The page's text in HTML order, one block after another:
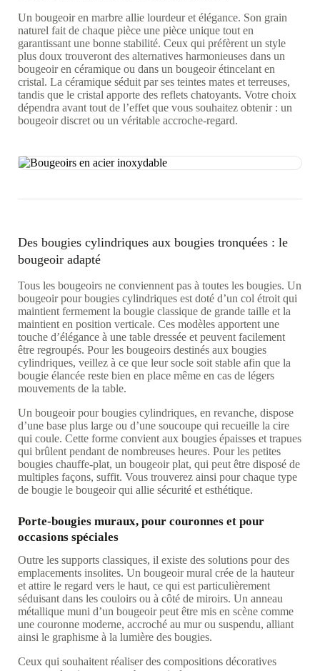
Un bougeoir en marbre allie lourdeur et élégance. Son grain
naturel fait de chaque pièce une pièce unique tout en
garantissant une bonne stabilité. Ceux qui préfèrent un style
plus doux trouveront des alternatives harmonieuses dans un
bougeoir en céramique ou dans un bougeoir étincelant en
cristal. La céramique séduit par ses teintes mates et terreuses,
tandis que le cristal apporte des reflets chatoyants. Votre choix
dépendra avant tout de l’effet que vous souhaitez obtenir : un
bougeoir discret ou un véritable accroche-regard.
Des bougies cylindriques aux bougies tronquées : le
bougeoir adapté
Tous les bougeoirs ne conviennent pas à toutes les bougies. Un
bougeoir pour bougies cylindriques est doté d’un col étroit qui
maintient fermement la bougie classique de grande taille et la
maintient en position verticale. Ces modèles apportent une
touche d’élégance à une table dressée et peuvent facilement
être regroupés. Pour les bougeoirs destinés aux bougies
cylindriques, veillez à ce que leur socle soit stable afin que la
bougie élancée reste bien en place même en cas de légers
mouvements de la table.
Un bougeoir pour bougies cylindriques, en revanche, dispose
d’une base plus large ou d’une soucoupe qui recueille la cire
qui coule. Cette forme convient aux bougies épaisses et trapues
qui brûlent pendant de nombreuses heures. Pour les petites
bougies chauffe-plat, un bougeoir plat, qui peut être disposé de
multiples façons, suffit. Vous trouverez ainsi pour chaque type
de bougie le bougeoir qui allie sécurité et esthétique.
Porte-bougies muraux, pour couronnes et pour
occasions spéciales
Outre les supports classiques, il existe des solutions pour des
emplacements insolites. Un bougeoir mural crée de la hauteur
et attire le regard vers le haut, ce qui est particulièrement
séduisant dans les couloirs ou à côté de miroirs. Un anneau
métallique muni d’un bougeoir peut être mis en scène comme
une couronne moderne, accroché au mur ou suspendu, alliant
ainsi le graphisme à la lumière des bougies.
Ceux qui souhaitent réaliser des compositions décoratives